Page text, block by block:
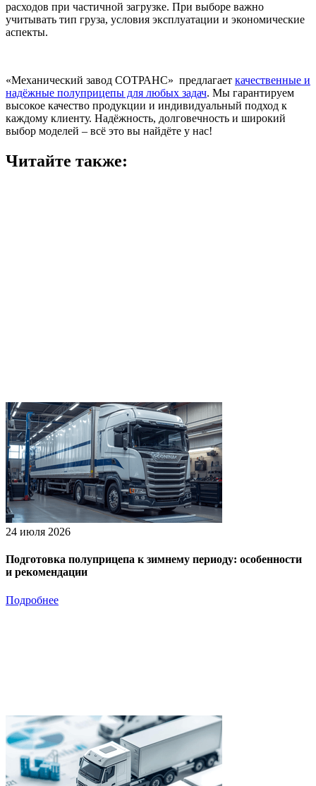
расходов при частичной загрузке. При выборе важно
учитывать тип груза, условия эксплуатации и экономические
аспекты.
«Механический завод СОТРАНС» предлагает качественные и
надёжные полуприцепы для любых задач. Мы гарантируем
высокое качество продукции и индивидуальный подход к
каждому клиенту. Надёжность, долговечность и широкий
выбор моделей – всё это вы найдёте у нас!
Читайте также:
24 июля 2026
Подготовка полуприцепа к зимнему периоду: особенности
и рекомендации
Подробнее